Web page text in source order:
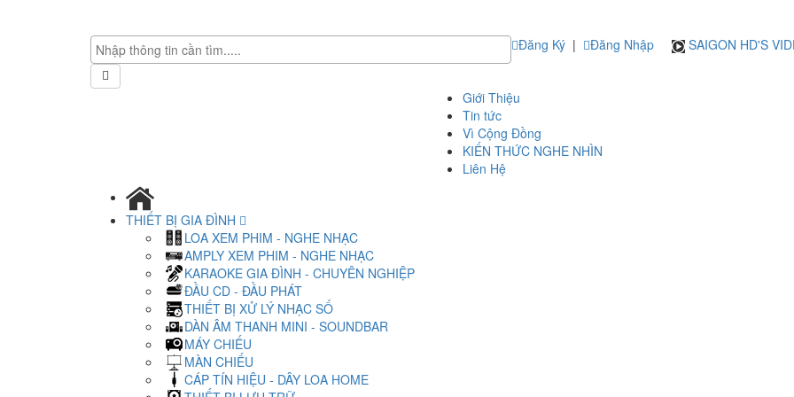
Đăng Ký | Đăng Nhập SAIGON HD'S
Giới Thiệu
Tin tức
Vì Cộng Đồng
KIẾN THỨC NGHE NHÌN
Liên Hệ
THIẾT BỊ GIA ĐÌNH
LOA XEM PHIM - NGHE NHẠC
AMPLY XEM PHIM - NGHE NHẠC
KARAOKE GIA ĐÌNH - CHUYÊN NGHIỆP
ĐẦU CD - ĐẦU PHÁT
THIẾT BỊ XỬ LÝ NHẠC SỐ
DÀN ÂM THANH MINI - SOUNDBAR
MÁY CHIẾU
MÀN CHIẾU
CÁP TÍN HIỆU - DÂY LOA HOME